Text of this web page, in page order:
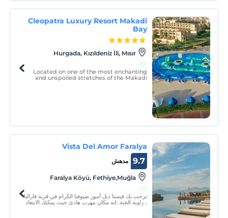
Cleopatra Luxury Resort Makadi
Bay
Hurgada, Kızıldeniz İli, Mısır
Located on one of the most enchanting
and unspoiled stretches of the Makadi
Vista Del Amor Faralya
مدهش 9.7
Faralya Köyü, Fethiye,Muğla
ترحب بك فيستا ديل أمور ضيوفنا الكرام في قرية فاراليا
، زاوية الجنة. إنه مكان مهرب هادئ حيث يمكنك الابتعاد